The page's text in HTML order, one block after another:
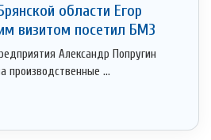
области Егор
визитом посетил БМЗ
Александр Попругин
производственные ...